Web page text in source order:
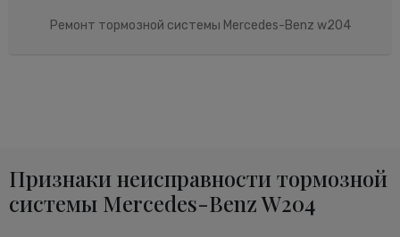
Ремонт тормозной системы Mercedes-Benz w204
Признаки неисправности тормозной
системы Mercedes-Benz W204